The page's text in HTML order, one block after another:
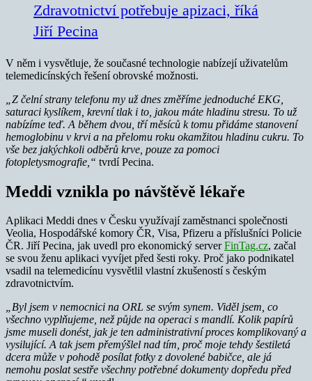
Zdravotnictví potřebuje apizaci, říká
Jiří Pecina
V něm i vysvětluje, že současné technologie nabízejí uživatelům
telemedicínských řešení obrovské možnosti.
„Z čelní strany telefonu my už dnes změříme jednoduché EKG,
saturaci kyslíkem, krevní tlak i to, jakou máte hladinu stresu. To už
nabízíme teď. A během dvou, tří měsíců k tomu přidáme stanovení
hemoglobinu v krvi a na přelomu roku okamžitou hladinu cukru. To
vše bez jakýchkoli odběrů krve, pouze za pomoci
fotopletysmografie,“ tvrdí Pecina.
Meddi vznikla po návštěvě lékaře
Aplikaci Meddi dnes v Česku využívají zaměstnanci společnosti
Veolia, Hospodářské komory ČR, Visa, Pfizeru a příslušníci Policie
ČR. Jiří Pecina, jak uvedl pro ekonomický serverFinTag.cz, začal
se svou ženu aplikaci vyvíjet před šesti roky. Proč jako podnikatel
vsadil na telemedicínu vysvětlil vlastní zkušeností s českým
zdravotnictvím.
„Byl jsem v nemocnici na ORL se svým synem. Viděl jsem, co
všechno vyplňujeme, než půjde na operaci s mandlí. Kolik papírů
jsme museli donést, jak je ten administrativní proces komplikovaný a
vysilující. A tak jsem přemýšlel nad tím, proč moje tehdy šestiletá
dcera může v pohodě posílat fotky z dovolené babičce, ale já
nemohu poslat sestře všechny potřebné dokumenty dopředu před